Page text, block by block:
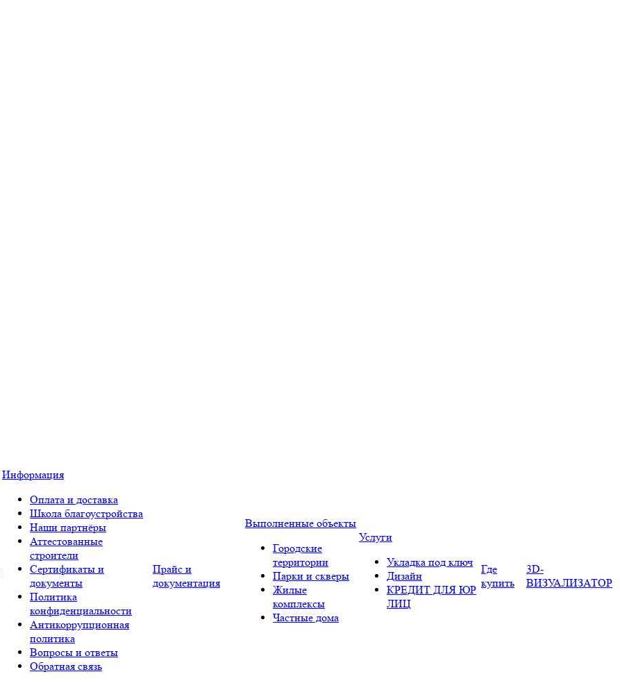
Информация
Оплата и доставка
Школа благоустройства
Наши партнёры
Аттестованные
строители
Сертификаты и
документы
Политика
конфиденциальности
Антикоррупционная
политика
Вопросы и ответы
Обратная связь
Прайс и
документация
Выполненные объекты
Городские
территории
Парки и скверы
Жилые
комплексы
Частные дома
Услуги
Укладка под ключ
Дизайн
КРЕДИТ ДЛЯ ЮР
ЛИЦ
Где
купить
3D-
ВИЗУАЛИЗАТОР